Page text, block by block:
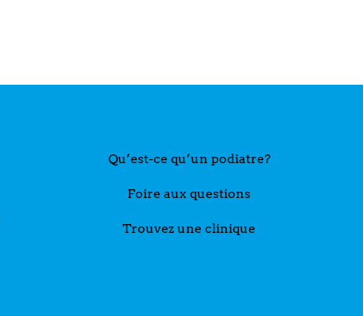
Qu’est-ce qu’un podiatre?
Foire aux questions
Trouvez une clinique